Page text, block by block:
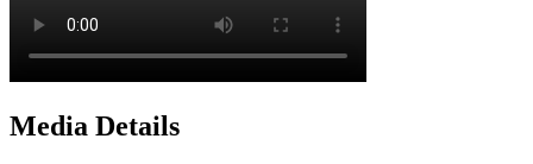
Media Details